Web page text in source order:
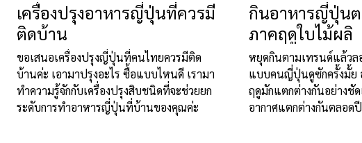
เครื่องปรุงอาหารญี่ปุ่นที่ควรมี
ติดบ้าน
ขอเสนอเครื่องปรุงญี่ปุ่นที่คนไทยควรมีติด
บ้านค่ะ เอามาปรุงอะไร ซื้อแบบไหนดี เรามา
ทำความรู้จักกับเครื่องปรุงสิบชนิดที่จะช่วยยก
ระดับการทำอาหารญี่ปุ่นที่บ้านของคุณค่ะ
กินอาหารญี่ปุ่น
ภาคฤดูใบไม้ผลิ
หยุดกินตามเทรนด์แล้วล
แบบคนญี่ปุ่นดูซักครั้งมั้ย
ฤดูมักแตกต่างกันอย่างชั
อากาศแตกต่างกันตลอด